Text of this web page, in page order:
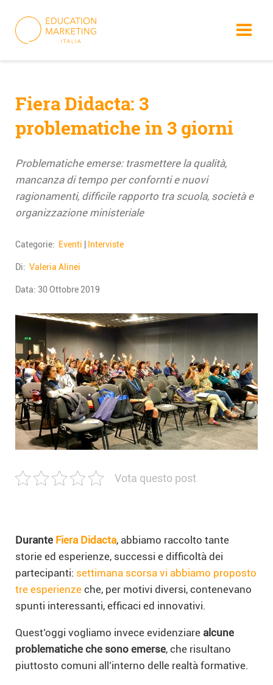
content
Fiera Didacta: 3
problematiche in 3 giorni
Problematiche emerse: trasmettere la qualità,
mancanza di tempo per confornti e nuovi
ragionamenti, difficile rapporto tra scuola, società e
organizzazione ministeriale
Categorie: Eventi Interviste
Di: Valeria Alinei
Data: 30 Ottobre 2019
Vota questo post
Durante Fiera Didacta, abbiamo raccolto tante
storie ed esperienze, successi e difficoltà dei
partecipanti: settimana scorsa vi abbiamo proposto
tre esperienze che, per motivi diversi, contenevano
spunti interessanti, efficaci ed innovativi.
Quest’oggi vogliamo invece evidenziare alcune
problematiche che sono emerse, che risultano
piuttosto comuni all’interno delle realtà formative.